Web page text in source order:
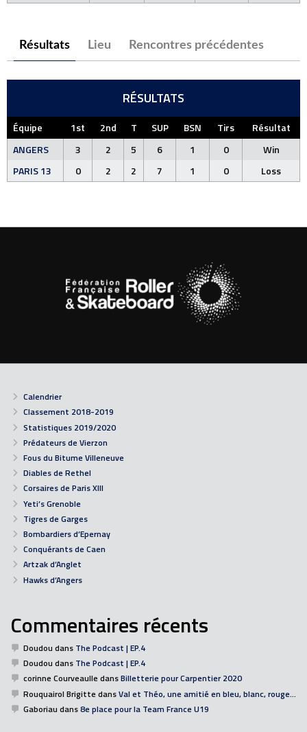
Résultats Lieu Rencontres précédentes
RÉSULTATS
Équipe 1st 2nd T SUP BSN Tirs
Résultat
ANGERS
3 2 5 6 1 0
Win
PARIS 13
0 2 2 7 1 0 Loss
Calendrier
Classement 2018-2019
Statistiques 2019/2020
Prédateurs de Vierzon
Fous du Bitume Villeneuve
Diables de Rethel
Corsaires de Paris XIII
Yeti’s Grenoble
Tigres de Garges
Bombardiers d’Epernay
Conquérants de Caen
Artzak d’Anglet
Hawks d’Angers
Commentaires récents
Doudou dans The Podcast | EP.4
Doudou dans The Podcast | EP.4
corinne CourveaulledansBilletterie pour Carpentier 2020
Rouquairol BrigittedansVal et Théo, une amitié en bleu, blanc, rouge…
Gaboriau dans8e place pour la Team France U19